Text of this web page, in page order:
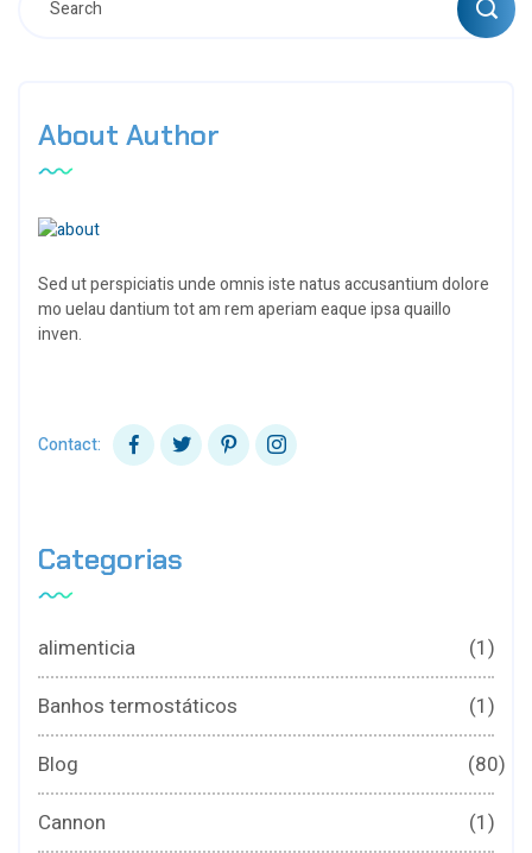
About Author
Sed ut perspiciatis unde omnis iste natus accusantium dolore
mo uelau dantium tot am rem aperiam eaque ipsa quaillo
inven.
Contact:
Categorias
alimenticia
(1)
Banhos termostáticos
(1)
Blog
(80)
Cannon
(1)